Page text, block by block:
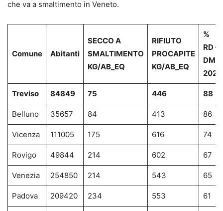
che va a smaltimento in Veneto.
Comune Abitanti
SECCO A
SMALTIMENTO
KG/AB_EQ
RIFIUTO
PROCAPITE
KG/AB_EQ
%
RD –
DM
2021
Treviso 84849 75 446 88
Belluno 35657 84 413 86
Vicenza 111005 175 616 74
Rovigo 49844 214 602 67
Venezia 254850 214 543 65
Padova 209420 234 553 61